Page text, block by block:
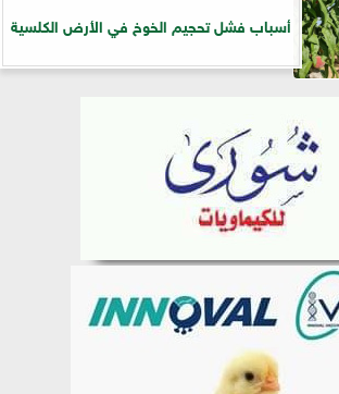
أسباب فشل تحجيم الخوخ في الأرض الكلسية